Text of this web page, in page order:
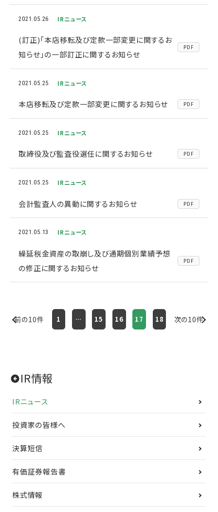
IR情報
IRニュース
投資家の皆様へ
決算短信
有価証券報告書
株式情報
2021.05.26 IRニュース
(訂正)「本店移転及び定款一部変更に関するお
知らせ」の一部訂正に関するお知らせ
PDF
2021.05.25 IRニュース
本店移転及び定款一部変更に関するお知らせ PDF
2021.05.25 IRニュース
取締役及び監査役選任に関するお知らせ PDF
2021.05.25 IRニュース
会計監査人の異動に関するお知らせ PDF
2021.05.13 IRニュース
繰延税金資産の取崩し及び通期個別業績予想
の修正に関するお知らせ
PDF
前の10件 1 … 15 16 17 18 次の10件